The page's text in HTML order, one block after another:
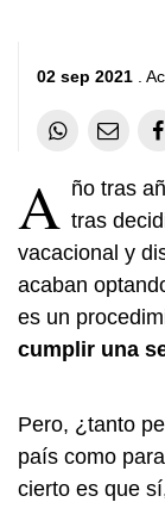
02 sep 2021 .
A ño tras
tras
vacacional y
acaban
es un
cumplir una
Pero, ¿tanto
país como
cierto es que